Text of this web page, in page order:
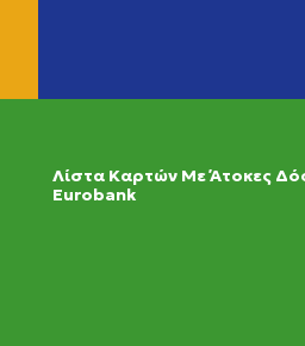
Λίστα Καρτών Με Άτοκες
Eurobank